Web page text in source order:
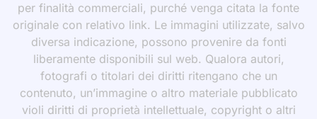
per finalità commerciali, purché venga citata la fonte
originale con relativo link. Le immagini utilizzate, salvo
diversa indicazione, possono provenire da fonti
liberamente disponibili sul web. Qualora autori,
fotografi o titolari dei diritti ritengano che un
contenuto, un’immagine o altro materiale pubblicato
violi diritti di proprietà intellettuale, copyright o altri